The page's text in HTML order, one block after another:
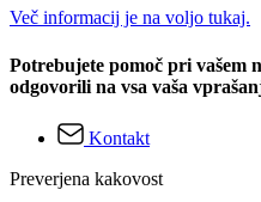
Več informacij je na voljo tukaj.
Potrebujete pomoč pri vašem
odgovorili na vsa vaša
Kontakt
Preverjena kakovost